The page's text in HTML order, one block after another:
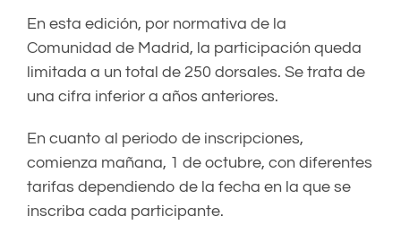
En esta edición, por normativa de la
Comunidad de Madrid, la participación queda
limitada a un total de 250 dorsales. Se trata de
una cifra inferior a años anteriores.
En cuanto al periodo de inscripciones,
comienza mañana, 1 de octubre, con diferentes
tarifas dependiendo de la fecha en la que se
inscriba cada participante.